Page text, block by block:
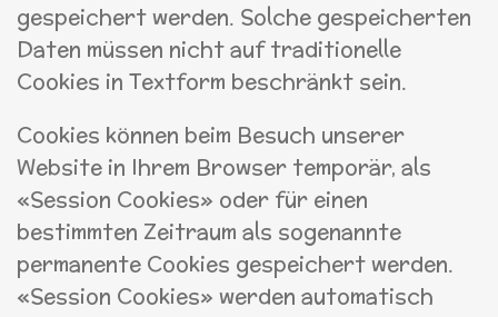
gespeichert werden. Solche gespeicherten
Daten müssen nicht auf traditionelle
Cookies in Textform beschränkt sein.
Cookies können beim Besuch unserer
Website in Ihrem Browser temporär, als
«Session Cookies» oder für einen
bestimmten Zeitraum als sogenannte
permanente Cookies gespeichert werden.
«Session Cookies» werden automatisch